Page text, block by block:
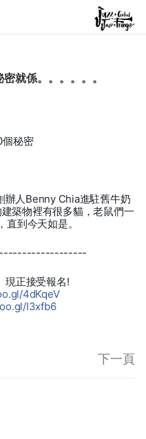
就係。。。。。。
秘密
辦人Benny Chia進駐舊牛奶
築物裡有很多貓，老鼠們一
到今天如是。
現正接受報名!
4dKqeV
I3xfb6
下一頁
吉！🍊
演特技
穗會的藝術酒吧名為